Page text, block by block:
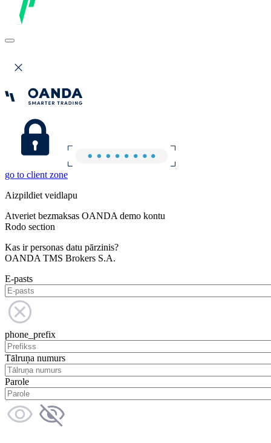
go to client zone
Aizpildiet veidlapu
Atveriet bezmaksas OANDA demo kontu
Rodo section
Kas ir personas datu pārzinis?
OANDA TMS Brokers S.A.
E-pasts
phone_prefix
Tālruņa numurs
Parole